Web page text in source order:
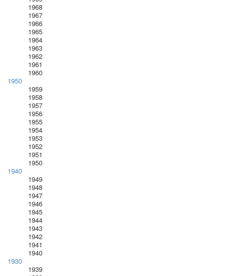
1968
1967
1966
1965
1964
1963
1962
1961
1960
1950
1959
1958
1957
1956
1955
1954
1953
1952
1951
1950
1940
1949
1948
1947
1946
1945
1944
1943
1942
1941
1940
1930
1939